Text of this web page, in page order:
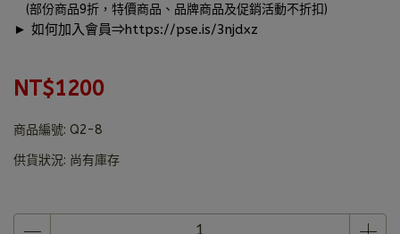
(部份商品9折，特價商品、品牌商品及促銷活動不折扣)
► 如何加入會員⇒https://pse.is/3njdxz
NT$1200
商品編號: Q2-8
供貨狀況: 尚有庫存